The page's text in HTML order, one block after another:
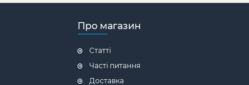
Про магазин
Статті
Часті питання
Доставка